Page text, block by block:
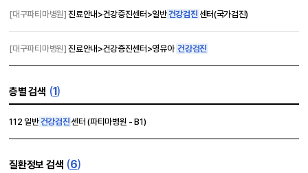
[대구파티마병원]진료안내>건강증진센터>일반건강검진 센터(국가검진)
[대구파티마병원]진료안내>건강증진센터>영유아 건강검진
층별 검색 (1)
112 일반건강검진 센터 (파티마병원 - B1)
질환정보 검색 (6)